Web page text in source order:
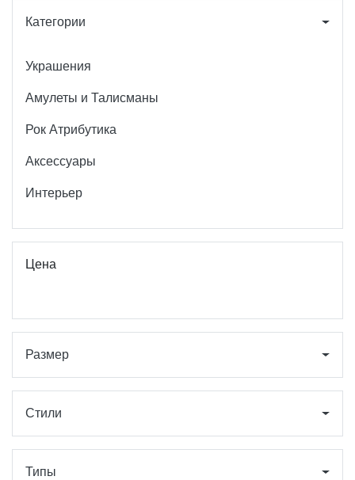
Категории
Украшения
Амулеты и Талисманы
Рок Атрибутика
Аксессуары
Интерьер
Цена
Размер
Стили
Типы